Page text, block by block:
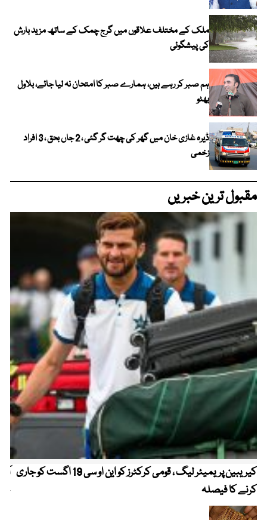
ملک کے مختلف علاقوں میں گرج چمک کے ساتھ مزید بارش
کی پیشگوئی
ہم صبر کر رہے ہیں، ہمارے صبر کا امتحان نہ لیا جائے، بلاول
بھٹو
ڈیرہ غازی خان میں گھر کی چھت گر گئی ، 2 جاں بحق ، 3 افراد
زخمی
مقبول ترین خبریں
کیریبین پریمیئر لیگ ، قومی کرکٹرز کو این او سی 19 اگست کو جاری
کرنے کا فیصلہ